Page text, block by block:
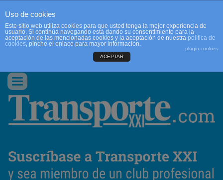
CONTACTO
Conmutar
navegación
Uso de cookies
Este sitio web utiliza cookies para que usted tenga la mejor experiencia de
usuario. Si continúa navegando está dando su consentimiento para la
aceptación de las mencionadas cookies y la aceptación de nuestra política de
cookies, pinche el enlace para mayor información.
plugin cookies
ACEPTAR